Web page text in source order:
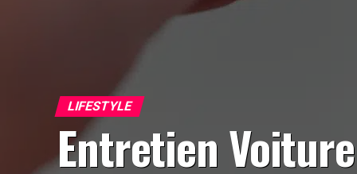
LIFESTYLE
Entretien